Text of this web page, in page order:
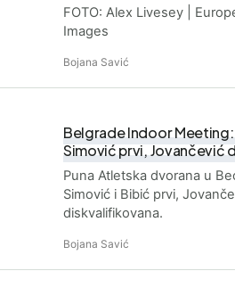
FOTO: Alex Livesey |
Images
Bojana Savić
Belgrade Indoor
Simović prvi, Jovančević
Puna Atletska dvorana u
Simović i Bibić prvi,
diskvalifikovana.
Bojana Savić